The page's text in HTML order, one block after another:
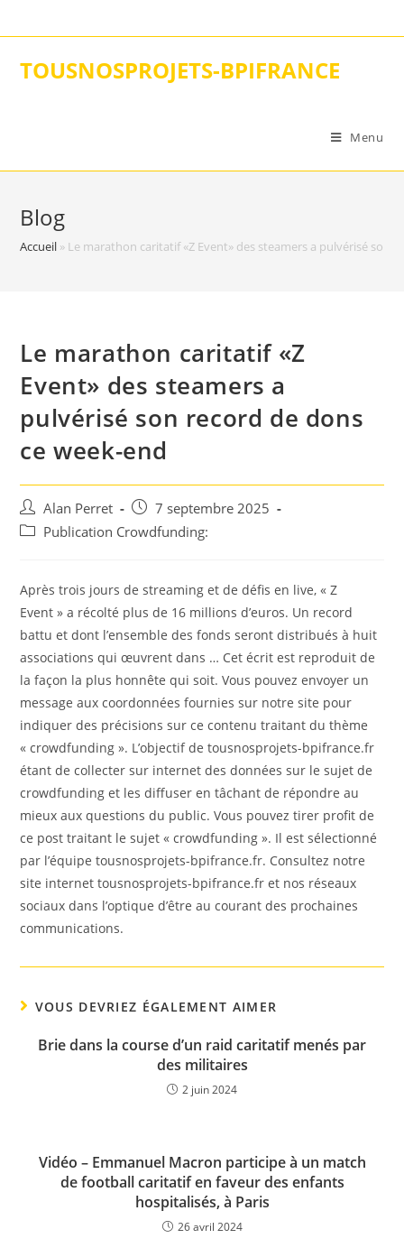
to
TOUSNOSPROJETS-BPIFRANCE
Menu
Blog
Accueil » Le marathon caritatif «Z Event» des steamers a pulvérisé son
Le marathon caritatif «Z
Event» des steamers a
pulvérisé son record de dons
ce week-end
Auteur/autrice
de
Alan Perret
Post
published:
7 septembre 2025
PostPublication Crowdfunding:
Après trois jours de streaming et de défis en live, « Z
Event » a récolté plus de 16 millions d’euros. Un record
battu et dont l’ensemble des fonds seront distribués à huit
associations qui œuvrent dans … Cet écrit est reproduit de
la façon la plus honnête qui soit. Vous pouvez envoyer un
message aux coordonnées fournies sur notre site pour
indiquer des précisions sur ce contenu traitant du thème
« crowdfunding ». L’objectif de tousnosprojets-bpifrance.fr
étant de collecter sur internet des données sur le sujet de
crowdfunding et les diffuser en tâchant de répondre au
mieux aux questions du public. Vous pouvez tirer profit de
ce post traitant le sujet « crowdfunding ». Il est sélectionné
par l’équipe tousnosprojets-bpifrance.fr. Consultez notre
site internet tousnosprojets-bpifrance.fr et nos réseaux
sociaux dans l’optique d’être au courant des prochaines
communications.
VOUS DEVRIEZ ÉGALEMENT AIMER
Brie dans la course d’un raid caritatif menés par
des militaires
2 juin 2024
Vidéo – Emmanuel Macron participe à un match
de football caritatif en faveur des enfants
hospitalisés, à Paris
26 avril 2024